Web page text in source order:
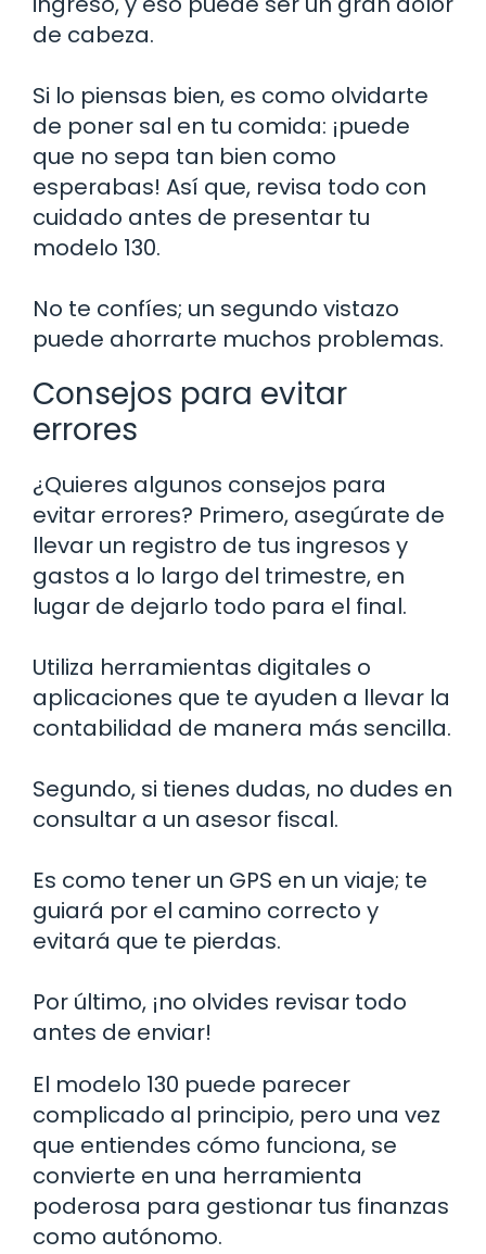
de cabeza.
Si lo piensas bien, es como olvidarte
de poner sal en tu comida: ¡puede
que no sepa tan bien como
esperabas! Así que, revisa todo con
cuidado antes de presentar tu
modelo 130.
No te confíes; un segundo vistazo
puede ahorrarte muchos problemas.
Consejos para evitar
errores
¿Quieres algunos consejos para
evitar errores? Primero, asegúrate de
llevar un registro de tus ingresos y
gastos a lo largo del trimestre, en
lugar de dejarlo todo para el final.
Utiliza herramientas digitales o
aplicaciones que te ayuden a llevar la
contabilidad de manera más sencilla.
Segundo, si tienes dudas, no dudes en
consultar a un asesor fiscal.
Es como tener un GPS en un viaje; te
guiará por el camino correcto y
evitará que te pierdas.
Por último, ¡no olvides revisar todo
antes de enviar!
El modelo 130 puede parecer
complicado al principio, pero una vez
que entiendes cómo funciona, se
convierte en una herramienta
poderosa para gestionar tus finanzas
como autónomo.